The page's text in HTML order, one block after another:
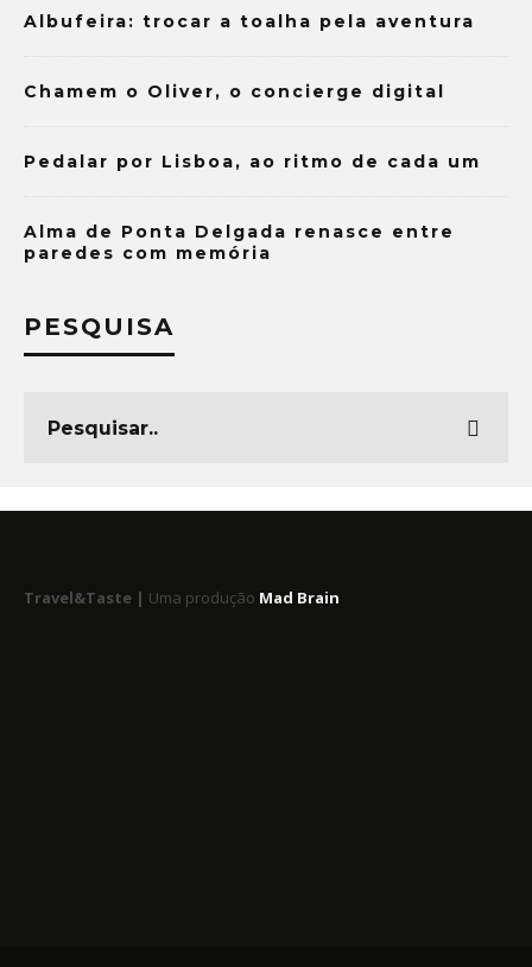
Albufeira: trocar a toalha pela aventura
Chamem o Oliver, o concierge digital
Pedalar por Lisboa, ao ritmo de cada um
Alma de Ponta Delgada renasce entre
paredes com memória
PESQUISA
Travel&Taste | Uma produção Mad Brain